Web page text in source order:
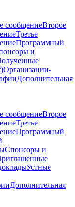
сообщениеВторое
Третье
Программный
и
Организации-
Дополнительная
сообщениеВторое
Третье
Программный
Спонсоры и
Устные
Дополнительная